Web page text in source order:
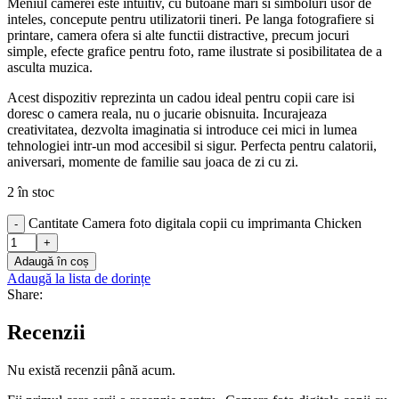
inteles, concepute pentru utilizatorii tineri. Pe langa fotografiere si
printare, camera ofera si alte functii distractive, precum jocuri
simple, efecte grafice pentru foto, rame ilustrate si posibilitatea de a
asculta muzica.
Acest dispozitiv reprezinta un cadou ideal pentru copii care isi
doresc o camera reala, nu o jucarie obisnuita. Incurajeaza
creativitatea, dezvolta imaginatia si introduce cei mici in lumea
tehnologiei intr-un mod accesibil si sigur. Perfecta pentru calatorii,
aniversari, momente de familie sau joaca de zi cu zi.
2 în stoc
- Cantitate Camera foto digitala copii cu imprimanta Chicken
+
Adaugă în coș
Adaugă la lista de dorințe
Share:
Recenzii
Nu există recenzii până acum.